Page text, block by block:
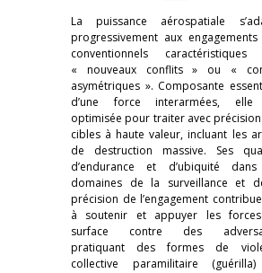
La puissance aérospatiale
progressivement aux engagements
conventionnels caractéristiques
« nouveaux conflits » ou «
asymétriques ». Composante
d’une force interarmées,
optimisée pour traiter avec
cibles à haute valeur, incluant les
de destruction massive. Ses
d’endurance et d’ubiquité
domaines de la surveillance et
précision de l’engagement
à soutenir et appuyer les
surface contre des
pratiquant des formes de
collective paramilitaire